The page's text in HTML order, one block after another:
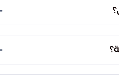
جديدة أمام مسار السلام
معتبراً ذلك ركيزة